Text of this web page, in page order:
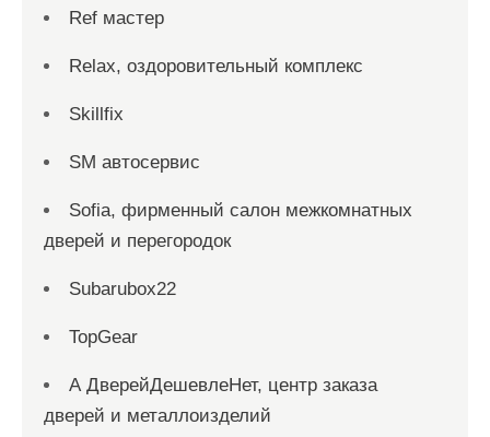
Ref мастер
Relax, оздоровительный комплекс
Skillfix
SM автосервис
Sofia, фирменный салон межкомнатных
дверей и перегородок
Subarubox22
TopGear
А ДверейДешевлеНет, центр заказа
дверей и металлоизделий